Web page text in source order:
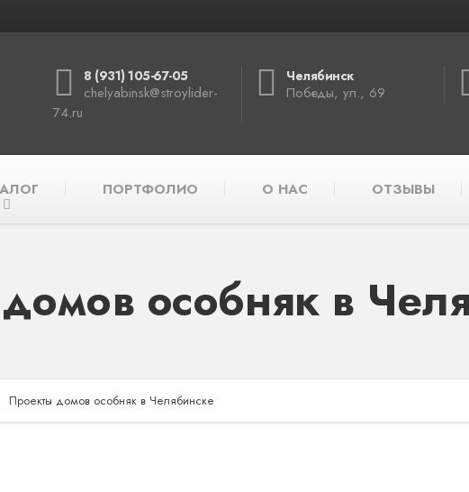
8 (931) 105-67-05
chelyabinsk@stroylider-
74.ru
Челябинск
Победы, ул., 69
ПОРТФОЛИО О НАС ОТЗЫВЫ
особняк в
Проекты домов особняк в Челябинске